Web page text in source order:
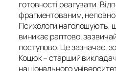
готовності реагувати.
фрагментованим,
Психологи наголошують,
виникає раптово,
поступово. Це зазначає,
Коцюк – старший
національного